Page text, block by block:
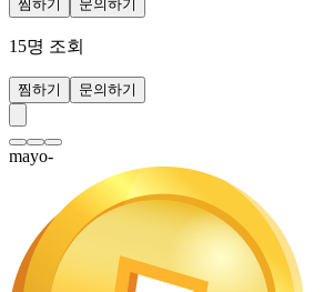
찜하기 문의하기
15명 조회
찜하기 문의하기
mayo-